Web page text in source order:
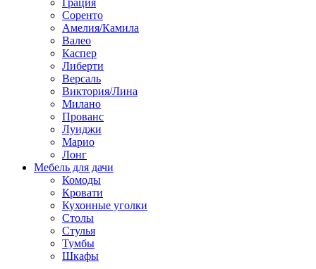
Грация
Соренто
Амелия/Камила
Валео
Каспер
Либерти
Версаль
Виктория/Лина
Милано
Прованс
Луиджи
Марио
Лонг
Мебель для дачи
Комоды
Кровати
Кухонные уголки
Столы
Стулья
Тумбы
Шкафы